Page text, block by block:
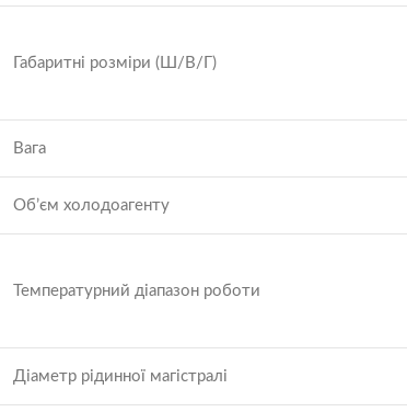
Габаритні розміри (Ш/В/Г)
Вага
Об’єм холодоагенту
Температурний діапазон роботи
Діаметр рідинної магістралі